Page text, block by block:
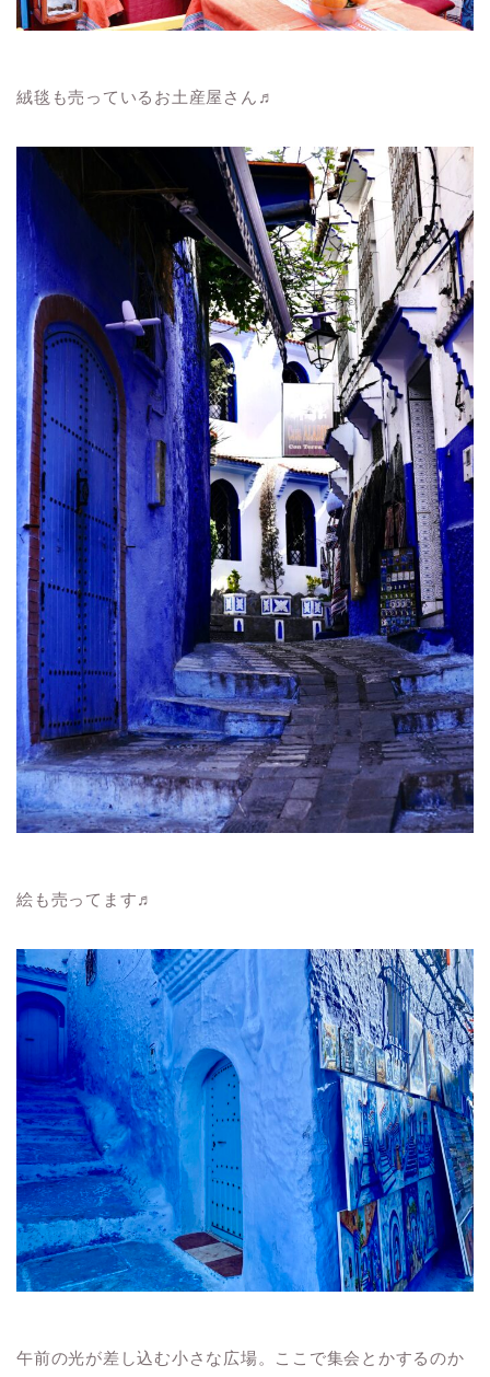
絨毯も売っているお土産屋さん♬
絵も売ってます♬
午前の光が差し込む小さな広場。ここで集会とかするのか